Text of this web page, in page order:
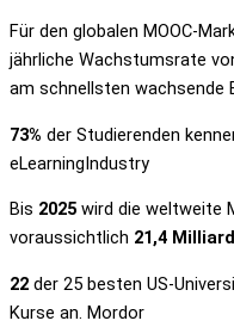
Für den globalen MOOC-
jährliche Wachstumsrate
am schnellsten wachsende
73% der Studierenden
eLearningIndustry
Bis 2025 wird die weltweite
voraussichtlich 21,4
22 der 25 besten US-
Kurse an. Mordor